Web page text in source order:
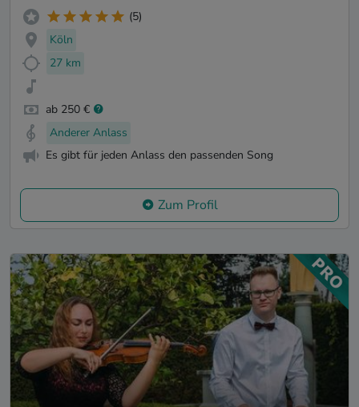
(5)
Köln
27 km
ab 250 €
Anderer Anlass
Es gibt für jeden Anlass den passenden Song
Zum Profil